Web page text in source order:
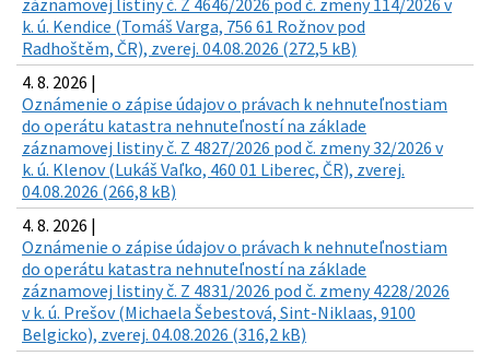
záznamovej listiny č. Z 4646/2026 pod č. zmeny 114/2026 v
k. ú. Kendice (Tomáš Varga, 756 61 Rožnov pod
Radhoštěm, ČR), zverej. 04.08.2026 (272,5 kB)
4. 8. 2026 |
Oznámenie o zápise údajov o právach k nehnuteľnostiam
do operátu katastra nehnuteľností na základe
záznamovej listiny č. Z 4827/2026 pod č. zmeny 32/2026 v
k. ú. Klenov (Lukáš Vaľko, 460 01 Liberec, ČR), zverej.
04.08.2026 (266,8 kB)
4. 8. 2026 |
Oznámenie o zápise údajov o právach k nehnuteľnostiam
do operátu katastra nehnuteľností na základe
záznamovej listiny č. Z 4831/2026 pod č. zmeny 4228/2026
v k. ú. Prešov (Michaela Šebestová, Sint-Niklaas, 9100
Belgicko), zverej. 04.08.2026 (316,2 kB)